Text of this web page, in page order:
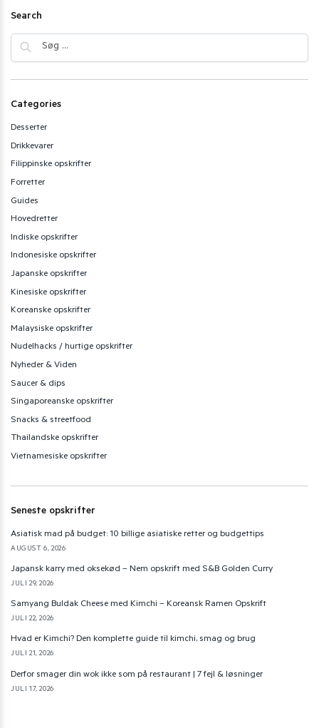
Search
Categories
Desserter
Drikkevarer
Filippinske opskrifter
Forretter
Guides
Hovedretter
Indiske opskrifter
Indonesiske opskrifter
Japanske opskrifter
Kinesiske opskrifter
Koreanske opskrifter
Malaysiske opskrifter
Nudelhacks / hurtige opskrifter
Nyheder & Viden
Saucer & dips
Singaporeanske opskrifter
Snacks & streetfood
Thailandske opskrifter
Vietnamesiske opskrifter
Seneste opskrifter
Asiatisk mad på budget: 10 billige asiatiske retter og budgettips
AUGUST 6, 2026
Japansk karry med oksekød – Nem opskrift med S&B Golden Curry
JULI 29, 2026
Samyang Buldak Cheese med Kimchi – Koreansk Ramen Opskrift
JULI 22, 2026
Hvad er Kimchi? Den komplette guide til kimchi, smag og brug
JULI 21, 2026
Derfor smager din wok ikke som på restaurant | 7 fejl & løsninger
JULI 17, 2026